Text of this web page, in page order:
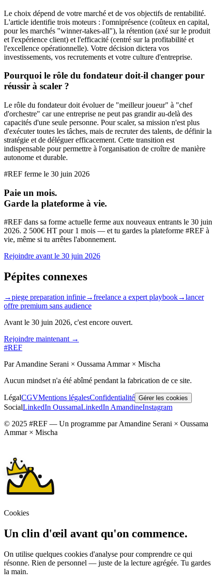
Le choix dépend de votre marché et de vos objectifs de rentabilité.
L'article identifie trois moteurs : l'omniprésence (coûteux en capital,
pour les marchés "winner-takes-all"), la rétention (axé sur le produit
et l'expérience client) et l'efficacité (centré sur la profitabilité et
l'excellence opérationnelle). Votre décision dictera vos
investissements, vos recrutements et votre culture d'entreprise.
Pourquoi le rôle du fondateur doit-il changer pour
réussir à scaler ?
Le rôle du fondateur doit évoluer de "meilleur joueur" à "chef
d'orchestre" car une entreprise ne peut pas grandir au-delà des
capacités d'une seule personne. Pour scaler, sa mission n'est plus
d'exécuter toutes les tâches, mais de recruter des talents, de définir la
stratégie et de déléguer efficacement. Cette transition est
indispensable pour permettre à l'organisation de croître de manière
autonome et durable.
#REF ferme le 30 juin 2026
Paie un mois.
Garde la plateforme à vie.
#REF dans sa forme actuelle ferme aux nouveaux entrants le 30 juin
2026. 2 500€ HT pour 1 mois — et tu gardes la plateforme #REF à
vie, même si tu arrêtes l'abonnement.
Rejoindre avant le 30 juin 2026
Pépites connexes
→piege preparation infinie→freelance a expert playbook→lancer
offre premium sans audience
Avant le 30 juin 2026, c'est encore ouvert.
Rejoindre maintenant →
#REF
Par Amandine Serani × Oussama Ammar × Mischa
Aucun mindset n'a été abîmé pendant la fabrication de ce site.
LégalCGVMentions légalesConfidentialité Gérer les cookies
SocialLinkedIn OussamaLinkedIn AmandineInstagram
© 2025 #REF — Un programme par Amandine Serani × Oussama
Ammar × Mischa
Cookies
Un clin d'œil avant qu'on commence.
On utilise quelques cookies d'analyse pour comprendre ce qui
résonne. Rien de personnel — juste de la lecture agrégée. Tu gardes
la main.